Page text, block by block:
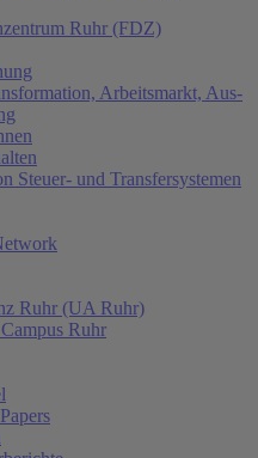
Ruhr (FDZ)
Arbeitsmarkt, Aus-
Steuer- und Transfersystemen
Ruhr (UA Ruhr)
Ruhr